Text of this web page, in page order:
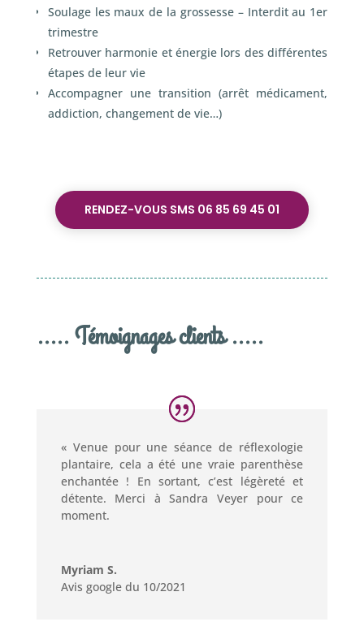
Soulage les maux de la grossesse – Interdit au 1er
trimestre
Retrouver harmonie et énergie lors des différentes
étapes de leur vie
Accompagner une transition (arrêt médicament,
addiction, changement de vie…)
RENDEZ-VOUS SMS 06 85 69 45 01
..... Témoignages clients .....
« Venue pour une séance de réflexologie
plantaire, cela a été une vraie parenthèse
enchantée ! En sortant, c’est légèreté et
détente. Merci à Sandra Veyer pour ce
moment.
Myriam S.
Avis google du 10/2021